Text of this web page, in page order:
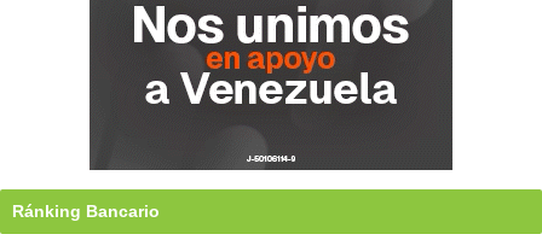
Ránking Bancario